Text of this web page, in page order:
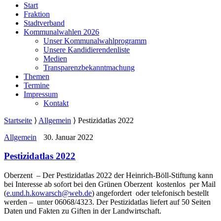
Start
Fraktion
Stadtverband
Kommunalwahlen 2026
Unser Kommunalwahlprogramm
Unsere Kandidierendenliste
Medien
Transparenzbekanntmachung
Themen
Termine
Impressum
Kontakt
Startseite ⟩ Allgemein ⟩ Pestizidatlas 2022
Allgemein
30. Januar 2022
Pestizidatlas 2022
Oberzent – Der Pestizidatlas 2022 der Heinrich-Böll-Stiftung kann
bei Interesse ab sofort bei den Grünen Oberzent kostenlos per Mail
(e.und.h.kowarsch@web.de) angefordert oder telefonisch bestellt
werden – unter 06068/4323. Der Pestizidatlas liefert auf 50 Seiten
Daten und Fakten zu Giften in der Landwirtschaft.